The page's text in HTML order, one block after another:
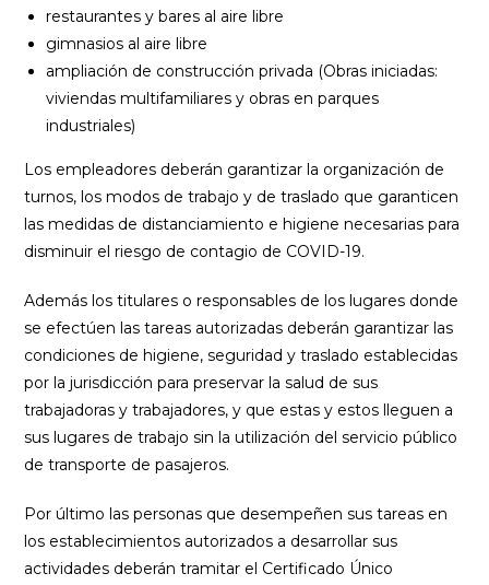
restaurantes y bares al aire libre
gimnasios al aire libre
ampliación de construcción privada (Obras iniciadas:
viviendas multifamiliares y obras en parques
industriales)
Los empleadores deberán garantizar la organización de
turnos, los modos de trabajo y de traslado que garanticen
las medidas de distanciamiento e higiene necesarias para
disminuir el riesgo de contagio de COVID-19.
Además los titulares o responsables de los lugares donde
se efectúen las tareas autorizadas deberán garantizar las
condiciones de higiene, seguridad y traslado establecidas
por la jurisdicción para preservar la salud de sus
trabajadoras y trabajadores, y que estas y estos lleguen a
sus lugares de trabajo sin la utilización del servicio público
de transporte de pasajeros.
Por último las personas que desempeñen sus tareas en
los establecimientos autorizados a desarrollar sus
actividades deberán tramitar el Certificado Único